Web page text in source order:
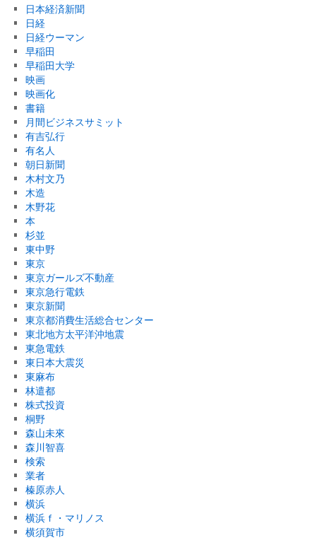
日本経済新聞
日経
日経ウーマン
早稲田
早稲田大学
映画
映画化
書籍
月間ビジネスサミット
有吉弘行
有名人
朝日新聞
木村文乃
木造
木野花
本
杉並
東中野
東京
東京ガールズ不動産
東京急行電鉄
東京新聞
東京都消費生活総合センター
東北地方太平洋沖地震
東急電鉄
東日本大震災
東麻布
林遣都
株式投資
桐野
森山未來
森川智喜
検索
業者
榛原赤人
横浜
横浜ｆ・マリノス
横須賀市